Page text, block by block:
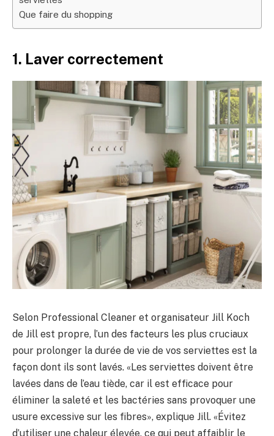
Que faire du shopping
1. Laver correctement
Selon Professional Cleaner et organisateur Jill Koch
de Jill est propre, l’un des facteurs les plus cruciaux
pour prolonger la durée de vie de vos serviettes est la
façon dont ils sont lavés. «Les serviettes doivent être
lavées dans de l’eau tiède, car il est efficace pour
éliminer la saleté et les bactéries sans provoquer une
usure excessive sur les fibres», explique Jill. «Évitez
d’utiliser une chaleur élevée, ce qui peut affaiblir le